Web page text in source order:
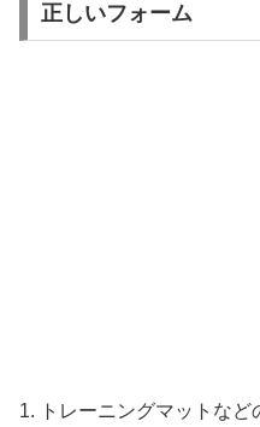
正しいフォーム
1. トレーニングマットな